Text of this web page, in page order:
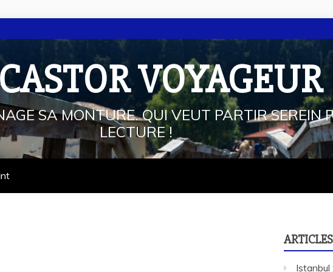
VOYAGEUR
SA MONTURE. QUI VEUT PARTIR SEREIN
LECTURE !